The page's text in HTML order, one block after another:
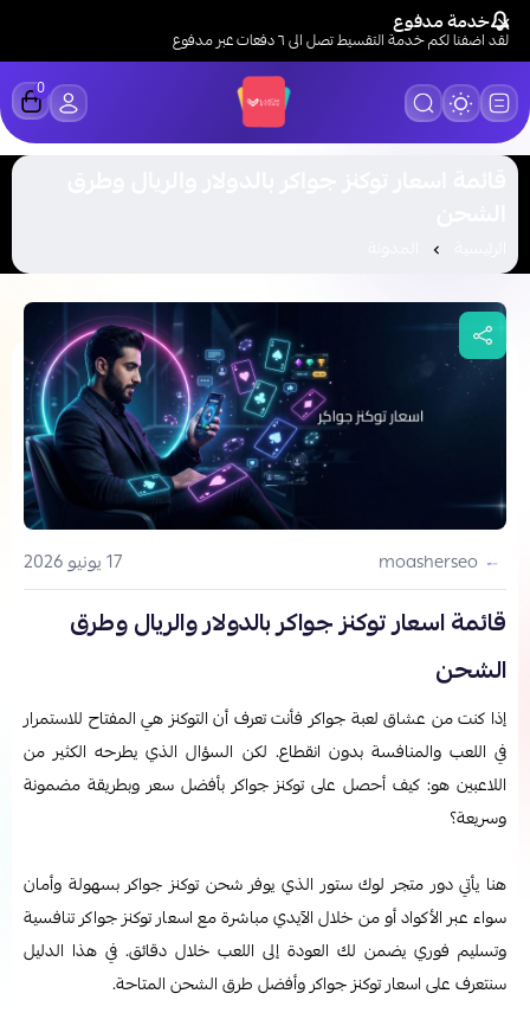
خدمة مدفوع
لقد اضفنا لكم خدمة التقسيط تصل الى ٦ دفعات عبر مدفوع
LUCK STORE
0
moasherseo 17 يونيو 2026
قائمة اسعار توكنز جواكر بالدولار والريال وطرق
الشحن
إذا كنت من عشاق لعبة جواكر فأنت تعرف أن التوكنز هي المفتاح للاستمرار
في اللعب والمنافسة بدون انقطاع. لكن السؤال الذي يطرحه الكثير من
اللاعبين هو: كيف أحصل على توكنز جواكر بأفضل سعر وبطريقة مضمونة
وسريعة؟
هنا يأتي دور متجر لوك ستور الذي يوفر شحن توكنز جواكر بسهولة وأمان
سواء عبر الأكواد أو من خلال الآيدي مباشرة مع اسعار توكنز جواكر تنافسية
وتسليم فوري يضمن لك العودة إلى اللعب خلال دقائق. في هذا الدليل
سنتعرف على اسعار توكنز جواكر وأفضل طرق الشحن المتاحة.